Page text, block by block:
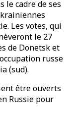
le cadre de ses
Les votes, qui
le 27
de Donetsk et
russe
(sud).
être ouverts
Russie pour